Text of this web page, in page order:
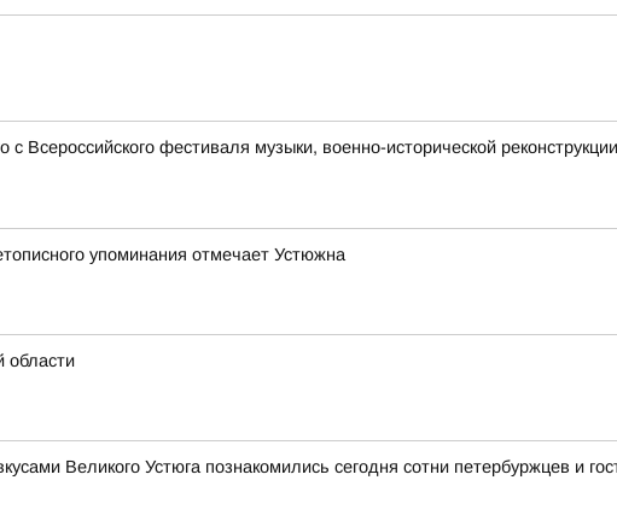
фестиваля музыки, военно-исторической
упоминания отмечает Устюжна
области
Великого Устюга познакомились сегодня сотни петербуржцев и